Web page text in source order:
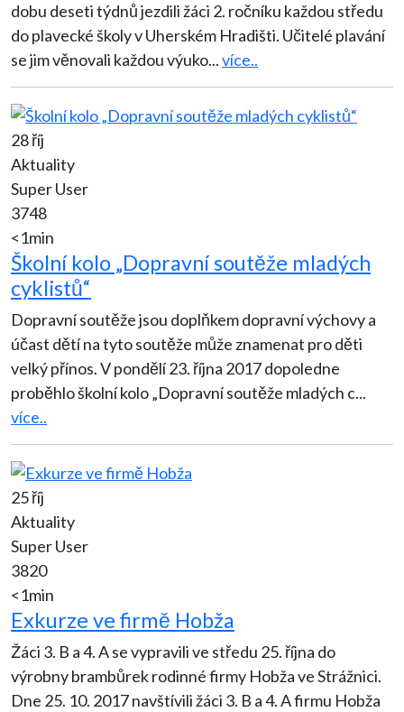
dobu deseti týdnů jezdili žáci 2. ročníku každou středu
do plavecké školy v Uherském Hradišti. Učitelé plavání
se jim věnovali každou výuko...více..
28 říj
Aktuality
Super User
3748
<1min
Školní kolo „Dopravní soutěže mladých
cyklistů“
Dopravní soutěže jsou doplňkem dopravní výchovy a
účast dětí na tyto soutěže může znamenat pro děti
velký přínos. V pondělí 23. října 2017 dopoledne
proběhlo školní kolo „Dopravní soutěže mladých c...
více..
25 říj
Aktuality
Super User
3820
<1min
Exkurze ve firmě Hobža
Žáci 3. B a 4. A se vypravili ve středu 25. října do
výrobny brambůrek rodinné firmy Hobža ve Strážnici.
Dne 25. 10. 2017 navštívili žáci 3. B a 4. A firmu Hobža